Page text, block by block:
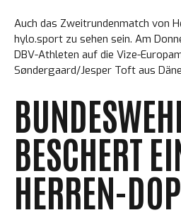
Auch das Zweitrundenmatch von
hylo.sport zu sehen sein. Am
DBV-Athleten auf die Vize-
Søndergaard/Jesper Toft aus
BESCHERT
HERREN-